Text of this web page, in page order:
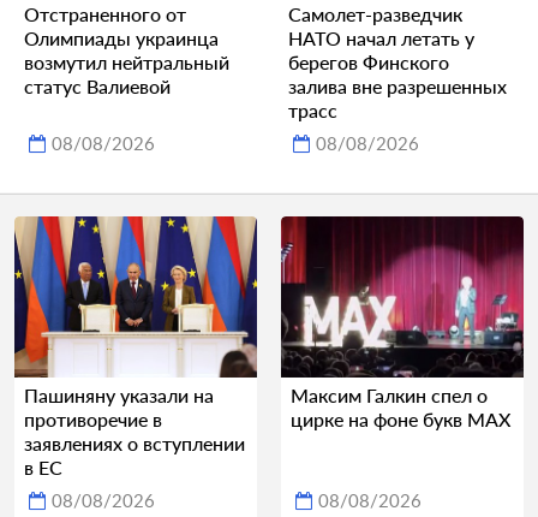
Отстраненного от
Олимпиады украинца
возмутил нейтральный
статус Валиевой
08/08/2026
Самолет-разведчик
НАТО начал летать у
берегов Финского
залива вне разрешенных
трасс
08/08/2026
Пашиняну указали на
противоречие в
заявлениях о вступлении
в ЕС
08/08/2026
Максим Галкин спел о
цирке на фоне букв MAX
08/08/2026